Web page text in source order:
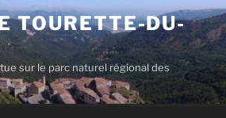
TOURETTE-DU-
sur le parc naturel régional des